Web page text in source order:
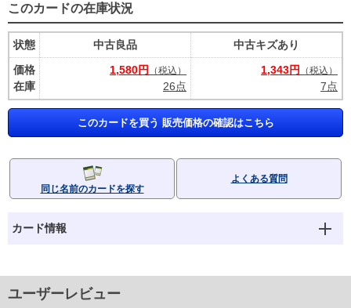
このカードの在庫状況
状態
価格
在庫
中古良品
1,580円
（税込）
26点
中古キズあり
1,343円
（税込）
7点
このカードを買う 販売価格の確認はこちら
同じ名前のカードを探す
よくある質問
カード情報
ユーザーレビュー